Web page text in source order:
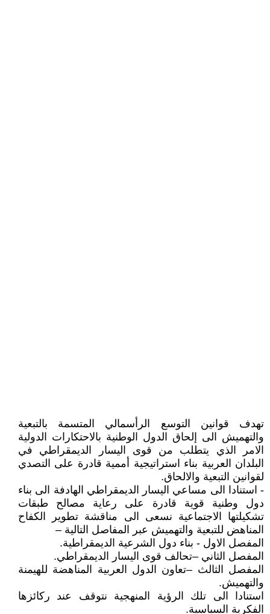
تهدف قوانين التوسع الرأسمالي المتسمة بالتبعية
والتهميش الى إلحاق الدول الوطنية بالاحتكارات الدولية
الامر الذي يتطلب من قوى اليسار الديمقراطي في
البلدان العربية بناء استراتيجية أممية قادرة على التصدي
لقوانين التبعية والالحاق.
- استنادا الى مساعي اليسار الديمقراطي الهادفة الى بناء
دول وطنية قوية قادرة على رعاية مصالح طبقات
تشكيلتها الاجتماعية نسعى الى مناقشة تطوير الكفاح
المناهض للتبعية والتهميش عبر المفاصل التالية –
المفصل الاول - بناء دول الشرعية الديمقراطية.
المفصل الثاني –تحالف قوى اليسار الديمقراطي.
المفصل الثالث –تعاون الدول العربية المناهضة للهيمنة
والتهميش.
استنادا الى تلك الرؤية المنهجية نتوقف عند ركائزها
الفكرية السياسية.